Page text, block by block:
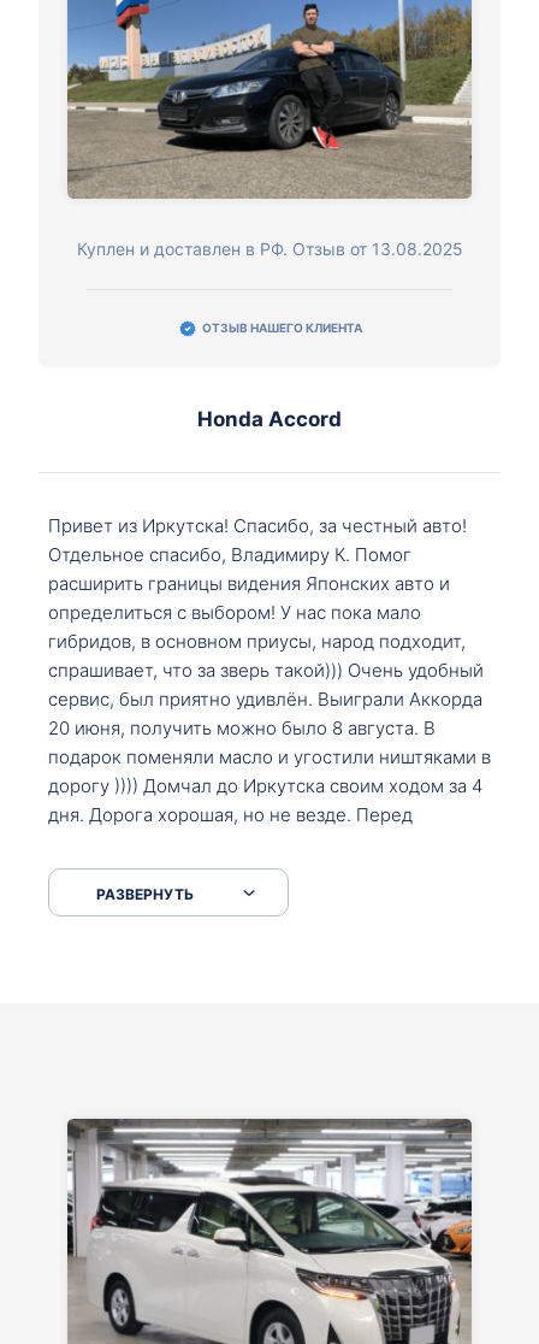
Куплен и доставлен в РФ. Отзыв от 13.08.2025
ОТЗЫВ НАШЕГО КЛИЕНТА
Honda Accord
Привет из Иркутска! Спасибо, за честный авто!
Отдельное спасибо, Владимиру К. Помог
расширить границы видения Японских авто и
определиться с выбором! У нас пока мало
гибридов, в основном приусы, народ подходит,
спрашивает, что за зверь такой))) Очень удобный
сервис, был приятно удивлён. Выиграли Аккорда
20 июня, получить можно было 8 августа. В
подарок поменяли масло и угостили ништяками в
дорогу )))) Домчал до Иркутска своим ходом за 4
дня. Дорога хорошая, но не везде. Перед
серпантинах по пути следования.
РАЗВЕРНУТЬ